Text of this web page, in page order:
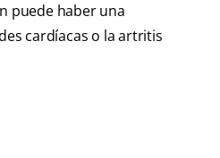
puede haber una
cardíacas o la artritis